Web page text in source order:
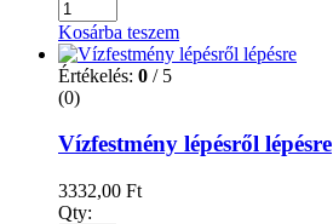
Kosárba teszem
Értékelés: 0 / 5
(0)
Vízfestmény lépésről lépésre
3332,00 Ft
Qty: